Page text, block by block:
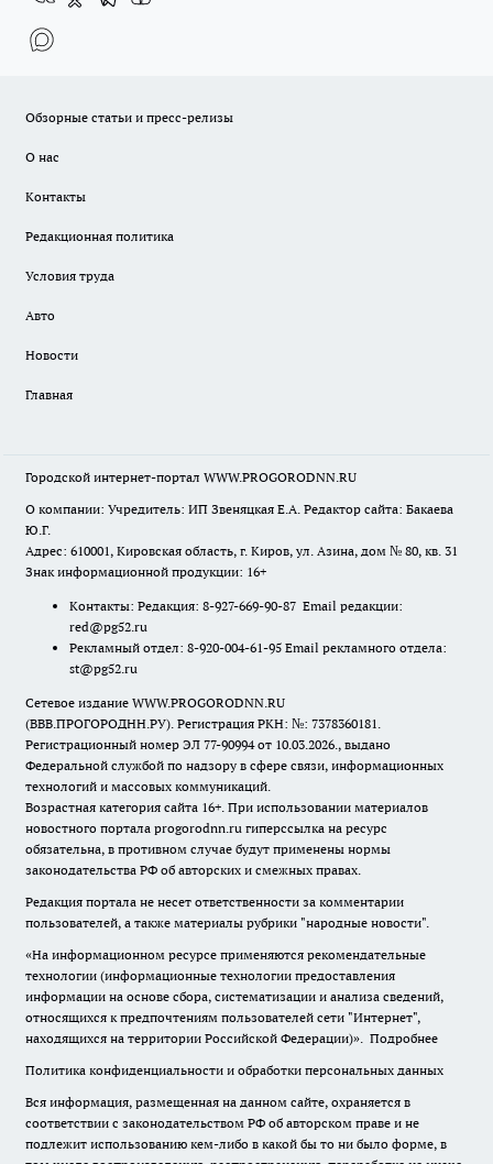
Обзорные статьи и пресс-релизы
О нас
Контакты
Редакционная политика
Условия труда
Авто
Новости
Главная
Городской интернет-портал WWW.PROGORODNN.RU
О компании: Учредитель: ИП Звеняцкая Е.А. Редактор сайта: Бакаева
Ю.Г.
Адрес: 610001, Кировская область, г. Киров, ул. Азина, дом № 80, кв. 31
Знак информационной продукции: 16+
Контакты: Редакция: 8-927-669-90-87 Email редакции:
red@pg52.ru
Рекламный отдел: 8-920-004-61-95 Email рекламного отдела:
st@pg52.ru
Сетевое издание WWW.PROGORODNN.RU
(ВВВ.ПРОГОРОДНН.РУ). Регистрация РКН: №: 7378360181.
Регистрационный номер ЭЛ 77-90994 от 10.03.2026., выдано
Федеральной службой по надзору в сфере связи, информационных
технологий и массовых коммуникаций.
Возрастная категория сайта 16+. При использовании материалов
новостного портала progorodnn.ru гиперссылка на ресурс
обязательна, в противном случае будут применены нормы
законодательства РФ об авторских и смежных правах.
Редакция портала не несет ответственности за комментарии
пользователей, а также материалы рубрики "народные новости".
«На информационном ресурсе применяются рекомендательные
технологии (информационные технологии предоставления
информации на основе сбора, систематизации и анализа сведений,
относящихся к предпочтениям пользователей сети "Интернет",
находящихся на территории Российской Федерации)». Подробнее
Политика конфиденциальности и обработки персональных данных
Вся информация, размещенная на данном сайте, охраняется в
соответствии с законодательством РФ об авторском праве и не
подлежит использованию кем-либо в какой бы то ни было форме, в